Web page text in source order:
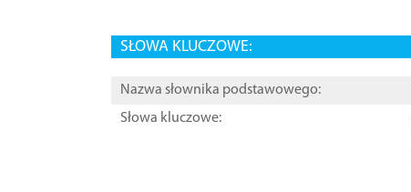
SŁOWA KLUCZOWE:
Nazwa słownika podstawowego:
Słowa kluczowe: